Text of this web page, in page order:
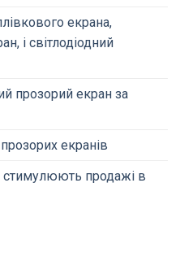
екрана,
і світлодіодний
прозорий екран за
екранів
стимулюють продажі в